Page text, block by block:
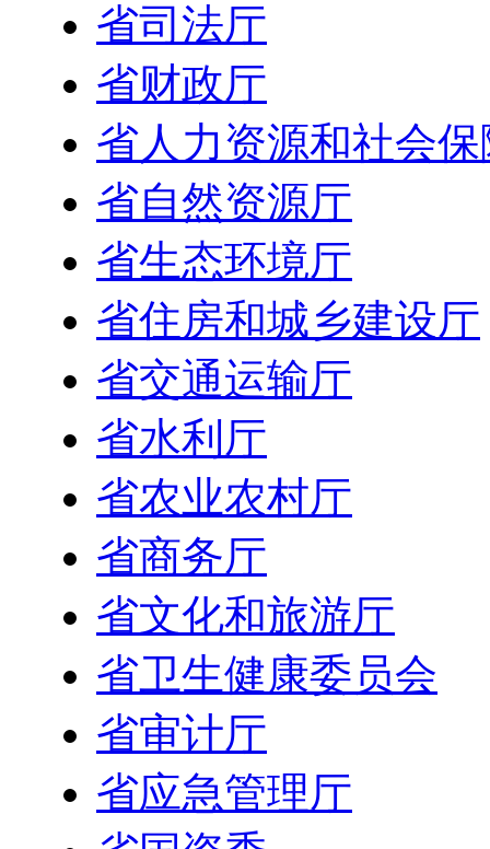
省司法厅
省财政厅
省人力资源和社会
省自然资源厅
省生态环境厅
省住房和城乡建设厅
省交通运输厅
省水利厅
省农业农村厅
省商务厅
省文化和旅游厅
省卫生健康委员会
省审计厅
省应急管理厅